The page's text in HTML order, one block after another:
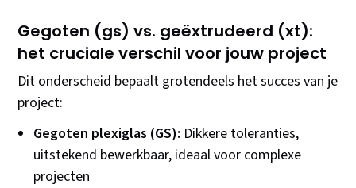
Gegoten (gs) vs. geëxtrudeerd (xt):
het cruciale verschil voor jouw project
Dit onderscheid bepaalt grotendeels het succes van je
project:
Gegoten plexiglas (GS): Dikkere toleranties,
uitstekend bewerkbaar, ideaal voor complexe
projecten